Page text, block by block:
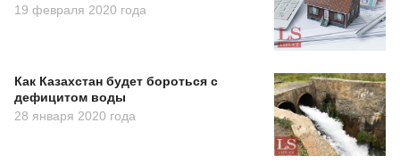
19 февраля 2020 года
Как Казахстан будет бороться с
дефицитом воды
28 января 2020 года